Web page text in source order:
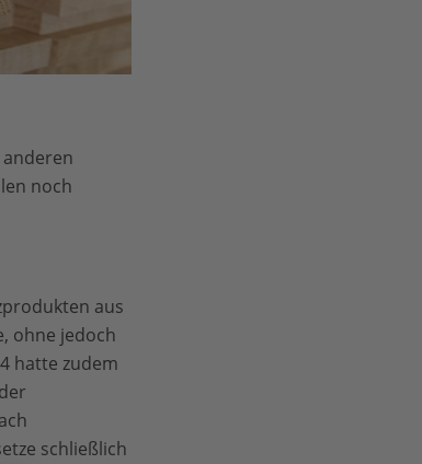
anderen
noch
aus
ohne jedoch
hatte zudem
schließlich